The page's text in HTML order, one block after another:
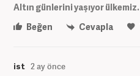
Altın günlerini yaşıyor ülkemiz.
Beğen
Cevapla
ist 2 ay önce